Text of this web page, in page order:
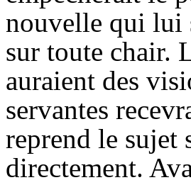
nouvelle qui lui
sur toute chair.
auraient des
servantes
reprend le sujet
directement.